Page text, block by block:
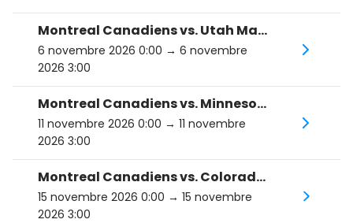
Montreal Canadiens vs. Utah Mammoth
6 novembre 2026 0:00 → 6 novembre
2026 3:00
Montreal Canadiens vs. Minnesota Wild
11 novembre 2026 0:00 → 11 novembre
2026 3:00
Montreal Canadiens vs. Colorado Avalanche
15 novembre 2026 0:00 → 15 novembre
2026 3:00